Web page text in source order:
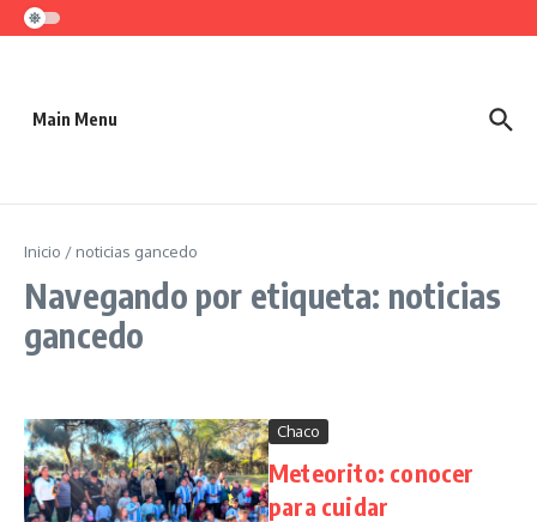
Saltar al contenido
Main Menu
Inicio / noticias gancedo
Navegando por etiqueta: noticias
gancedo
Chaco
Meteorito: conocer
para cuidar